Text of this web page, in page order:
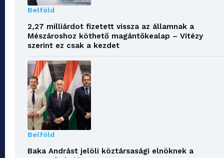
Belföld
2,27 milliárdot fizetett vissza az államnak a
Mészároshoz köthető magántőkealap – Vitézy
szerint ez csak a kezdet
Belföld
Baka Andrást jelöli köztársasági elnöknek a